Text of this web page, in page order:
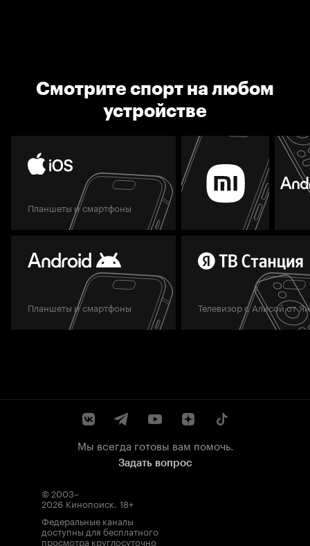
Смотрите спорт на любом
устройстве
Планшеты и смартфоны
Планшеты и смартфоны Телевизор с Алисой от
Мы всегда готовы вам помочь.
Задать вопрос
© 2003–
2026 Кинопоиск. 18+
Федеральные каналы
доступны для бесплатного
просмотра круглосуточно